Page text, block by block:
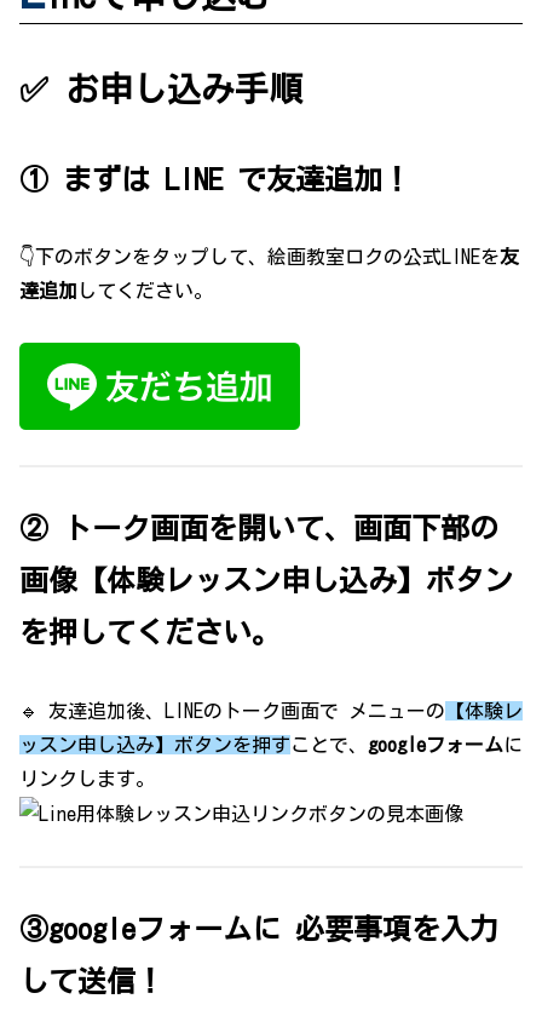
✅ お申し込み手順
① まずは LINE で友達追加！
👇下のボタンをタップして、絵画教室ロクの公式LINEを友
達追加 してください。
② トーク画面を開いて、 画面下部の
画像【体験レッスン申し込み】ボタン
を押してください。
🔹 友達追加後、LINEのトーク画面で メニューの 【体験レ
ッスン申し込み】ボタンを押すことで、 googleフォームに
リンクします。
③googleフォームに 必要事項を入力
して送信！